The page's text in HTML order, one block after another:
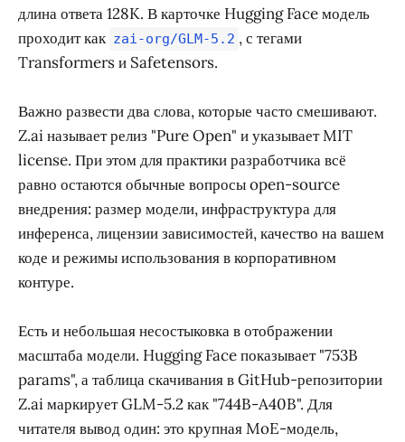
длина ответа 128K. В карточке Hugging Face модель
проходит как zai-org/GLM-5.2 , с тегами
Transformers и Safetensors.
Важно развести два слова, которые часто смешивают.
Z.ai называет релиз "Pure Open" и указывает MIT
license. При этом для практики разработчика всё
равно остаются обычные вопросы open-source
внедрения: размер модели, инфраструктура для
инференса, лицензии зависимостей, качество на вашем
коде и режимы использования в корпоративном
контуре.
Есть и небольшая несостыковка в отображении
масштаба модели. Hugging Face показывает "753B
params", а таблица скачивания в GitHub-репозитории
Z.ai маркирует GLM-5.2 как "744B-A40B". Для
читателя вывод один: это крупная MoE-модель,